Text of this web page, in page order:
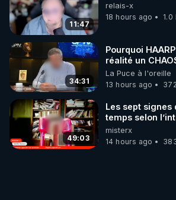
11:47
relais-x
18 hours ago
34:31
Pourquoi
réalité un
on répond
La Puce à l'oreille
13 hours ago
49:03
Les sept signes
temps selon
misterx
14 hours ago